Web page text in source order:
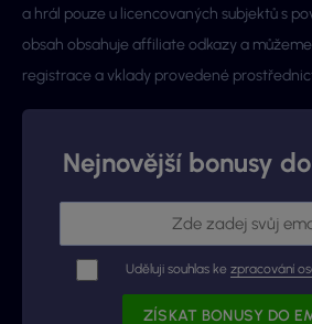
a hrál pouze u licencovaných subjektů s
obsah obsahuje affiliate odkazy a
registrace a vklady provedené
Nejnovější bonusy
Uděluji souhlas ke zpracování